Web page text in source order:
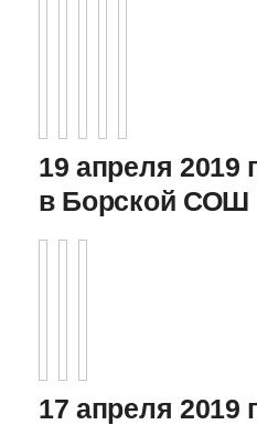
19 апреля 2019
в Борской СОШ
17 апреля 2019